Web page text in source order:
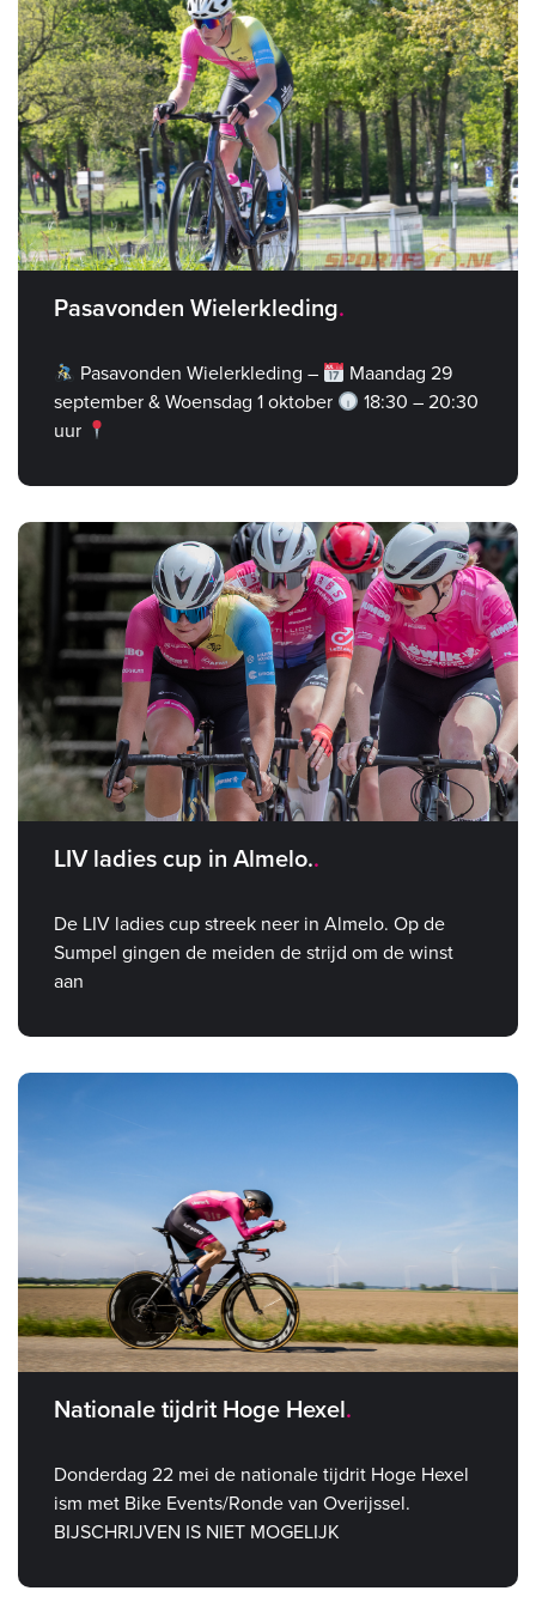
Pasavonden Wielerkleding
Pasavonden Wielerkleding –
Maandag 29
september & Woensdag 1 oktober
18:30 – 20:30
uur
LIV ladies cup in Almelo.
De LIV ladies cup streek neer in Almelo. Op de
Sumpel gingen de meiden de strijd om de winst
aan
Nationale tijdrit Hoge Hexel
Donderdag 22 mei de nationale tijdrit Hoge Hexel
ism met Bike Events/Ronde van Overijssel.
BIJSCHRIJVEN IS NIET MOGELIJK